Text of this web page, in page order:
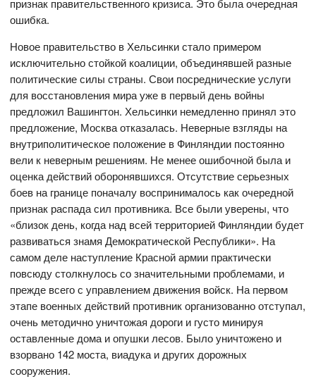
признак правительственного кризиса. Это была очередная
ошибка.
Новое правительство в Хельсинки стало примером
исключительно стойкой коалиции, объединявшей разные
политические силы страны. Свои посреднические услуги
для восстановления мира уже в первый день войны
предложил Вашингтон. Хельсинки немедленно принял это
предложение, Москва отказалась. Неверные взгляды на
внутриполитическое положение в Финляндии постоянно
вели к неверным решениям. Не менее ошибочной была и
оценка действий оборонявшихся. Отсутствие серьезных
боев на границе поначалу воспринималось как очередной
признак распада сил противника. Все были уверены, что
«близок день, когда над всей территорией Финляндии будет
развиваться знамя Демократической Республики». На
самом деле наступление Красной армии практически
повсюду столкнулось со значительными проблемами, и
прежде всего с управлением движения войск. На первом
этапе военных действий противник организованно отступал,
очень методично уничтожая дороги и густо минируя
оставленные дома и опушки лесов. Было уничтожено и
взорвано 142 моста, виадука и других дорожных
сооружения.